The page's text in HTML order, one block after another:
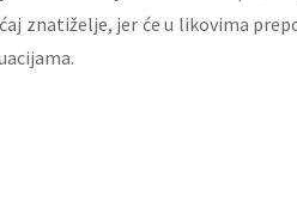
znatiželje, jer će u likovima